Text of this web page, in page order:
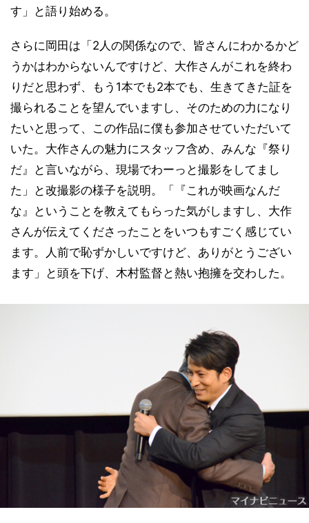
す」と語り始める。
さらに岡田は「2人の関係なので、皆さんにわかるかど
うかはわからないんですけど、大作さんがこれを終わ
りだと思わず、もう1本でも2本でも、生きてきた証を
撮られることを望んでいますし、そのための力になり
たいと思って、この作品に僕も参加させていただいて
いた。大作さんの魅力にスタッフ含め、みんな『祭り
だ』と言いながら、現場でわーっと撮影をしてまし
た」と改撮影の様子を説明。「『これが映画なんだ
な』ということを教えてもらった気がしますし、大作
さんが伝えてくださったことをいつもすごく感じてい
ます。人前で恥ずかしいですけど、ありがとうござい
ます」と頭を下げ、木村監督と熱い抱擁を交わした。